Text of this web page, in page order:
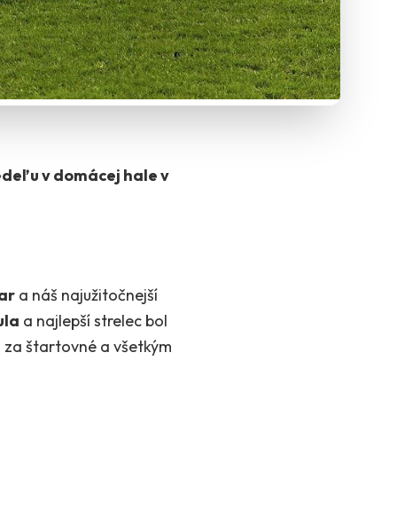
v domácej hale v
a náš najužitočnejší
a najlepší strelec bol
štartovné a všetkým